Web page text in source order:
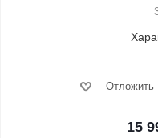
Отложить
15